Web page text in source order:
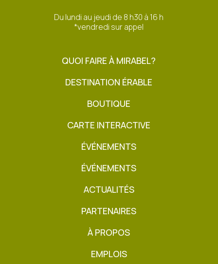
Du lundi au jeudi de 8 h30 à 16 h
*vendredi sur appel
QUOI FAIRE À MIRABEL?
DESTINATION ÉRABLE
BOUTIQUE
CARTE INTERACTIVE
ÉVÉNEMENTS
ÉVÉNEMENTS
ACTUALITÉS
PARTENAIRES
À PROPOS
EMPLOIS